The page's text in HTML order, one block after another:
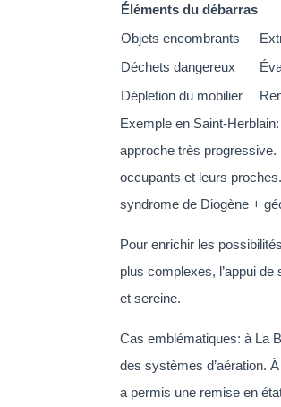
Éléments du débarras
Objets encombrants
Déchets dangereux
Dépletion du mobilier
Exemple en Saint-
approche très
occupants et leurs
syndrome de Diogène +
Pour enrichir les
plus complexes, l’appui
et sereine.
Cas emblématiques: à La
des systèmes d’aération.
a permis une remise en